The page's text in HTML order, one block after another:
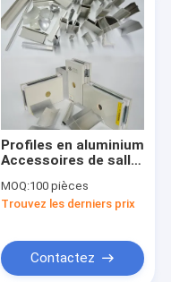
Profiles en aluminium
Accessoires de salle
Plafond de cloisons
MOQ:100 pièces
Trouvez les derniers prix
Contactez